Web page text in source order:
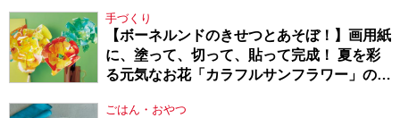
手づくり
【ボーネルンドのきせつとあそぼ！】画用紙
に、塗って、切って、貼って完成！ 夏を彩
る元気なお花「カラフルサンフラワー」の作
ごはん・おやつ